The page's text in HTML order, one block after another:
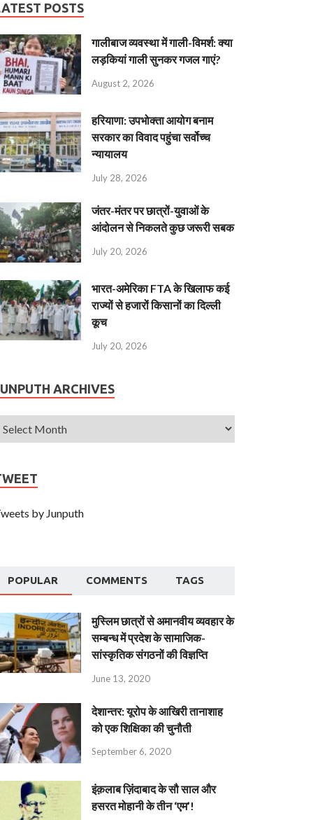
POSTS
गालीबाज व्‍यवस्‍था में गाली-विमर्श: क्या
लड़कियां गाली सुनकर गजल गाएं?
August 2, 2026
हरियाणा: उपभोक्ता आयोग बनाम
सरकार का विवाद पहुंचा सर्वोच्च
न्यायालय
July 28, 2026
जंतर-मंतर पर छात्रों-युवाओं के
आंदोलन से निकलते कुछ जरूरी सबक
July 20, 2026
भारत-अमेरिका FTA के खिलाफ कई
राज्यों से हजारों किसानों का दिल्ली
कूच
July 20, 2026
ARCHIVES
by Junputh
POPULAR COMMENTS TAGS
मुस्लिम छात्रों से अमानवीय व्यवहार के
सम्बन्ध में प्रदेश के सामाजिक-
सांस्कृतिक संगठनों की विज्ञप्ति
June 13, 2020
देशान्‍तर: यूरोप के आखिरी तानाशाह
को एक शिक्षिका की चुनौती
September 6, 2020
इंक़लाब ज़िंदाबाद के सौ साल और
हसरत मोहानी के तीन ‘एम’!